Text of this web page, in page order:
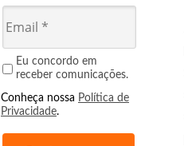
Eu concordo em
receber comunicações.
Conheça nossa Política de
Privacidade.